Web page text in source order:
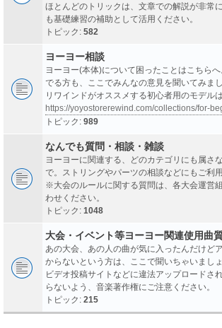
ほとんどのトリックは、文章での解説が非常
も基礎練習の補助として活用ください。
トピック: 582
ヨーヨー相談
ヨーヨー(本体)について困ったことはこちら
でる方も、ここでみんなの意見を聞いてみま
リワインドがオススメする初心者用のモデル
https://yoyostorerewind.com/collections/for-
トピック: 989
なんでも質問・相談・雑談
ヨーヨーに関連する、どのカテゴリにも属さ
で。ストリングやパーツの相談などにもご利用
※大会のルールに関する質問は、各大会運営
わせください。
トピック: 1048
大会・イベント等ヨーヨー関連使用曲
あの大会、あの人の曲が気に入ったんだけど
からないという方は、ここで聞いちゃいましょ
ビデオ投稿サイトなどに違法アップロードさ
らないよう、音楽著作権にご注意ください。
トピック: 215